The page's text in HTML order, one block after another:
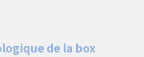
de la box